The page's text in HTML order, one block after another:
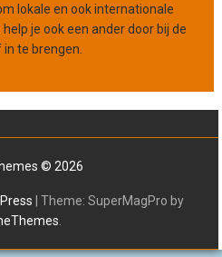
lokale en ook internationale
je ook een ander door bij de
te brengen.
© 2026
Theme: SuperMagPro by